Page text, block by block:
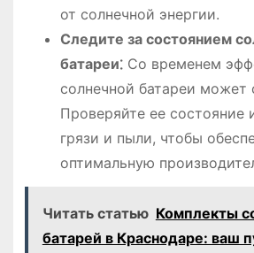
от солнечной энергии.
Следите за состоянием
батареи⁚Со временем
солнечной батареи может
Проверяйте ее состояние
грязи и пыли, чтобы
оптимальную
Читать статью Комплекты
батарей в Краснодаре: ваш